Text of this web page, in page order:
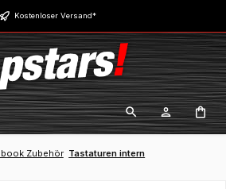
Kostenloser Versand*
Zubehör Tastaturen intern